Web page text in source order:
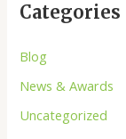
Categories
Blog
News & Awards
Uncategorized